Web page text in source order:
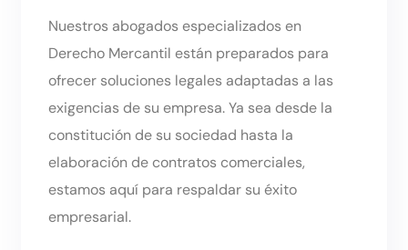
Nuestros abogados especializados en
Derecho Mercantil están preparados para
ofrecer soluciones legales adaptadas a las
exigencias de su empresa. Ya sea desde la
constitución de su sociedad hasta la
elaboración de contratos comerciales,
estamos aquí para respaldar su éxito
empresarial.